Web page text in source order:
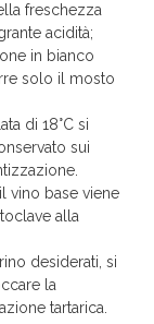
freschezza
acidità;
in bianco
solo il mosto
di 18°C si
sui
vino base viene
alla
desiderati, si
la
tartarica.